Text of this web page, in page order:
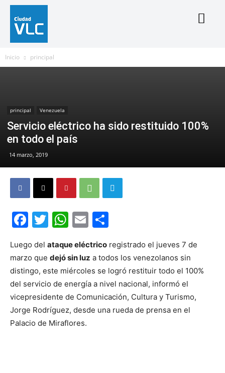
Inicio principal
principal Venezuela
Servicio eléctrico ha sido restituido 100%
en todo el país
14 marzo, 2019
Facebook
Twitter
WhatsApp
Email
Luego del ataque eléctrico registrado el jueves 7 de
marzo que dejó sin luz a todos los venezolanos sin
distingo, este miércoles se logró restituir todo el 100%
del servicio de energía a nivel nacional, informó el
vicepresidente de Comunicación, Cultura y Turismo,
Jorge Rodríguez, desde una rueda de prensa en el
Palacio de Miraflores.